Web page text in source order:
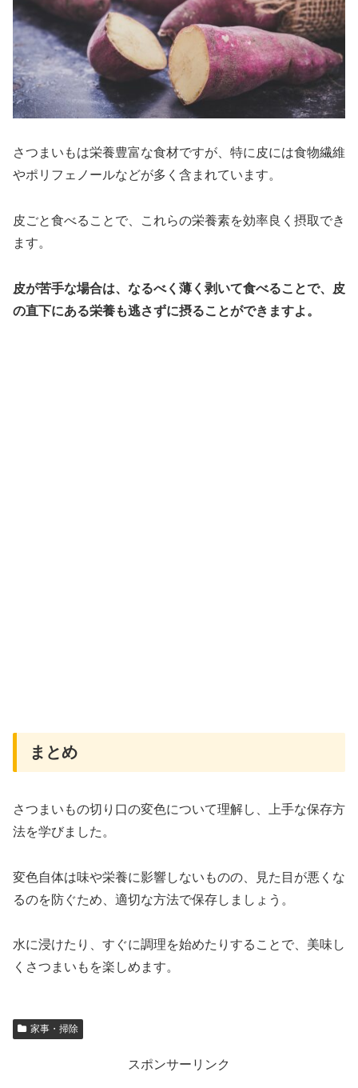
さつまいもは栄養豊富な食材ですが、特に皮には食物繊維
やポリフェノールなどが多く含まれています。
皮ごと食べることで、これらの栄養素を効率良く摂取でき
ます。
皮が苦手な場合は、なるべく薄く剥いて食べることで、皮
の直下にある栄養も逃さずに摂ることができますよ。
まとめ
さつまいもの切り口の変色について理解し、上手な保存方
法を学びました。
変色自体は味や栄養に影響しないものの、見た目が悪くな
るのを防ぐため、適切な方法で保存しましょう。
水に浸けたり、すぐに調理を始めたりすることで、美味し
くさつまいもを楽しめます。
家事・掃除
スポンサーリンク